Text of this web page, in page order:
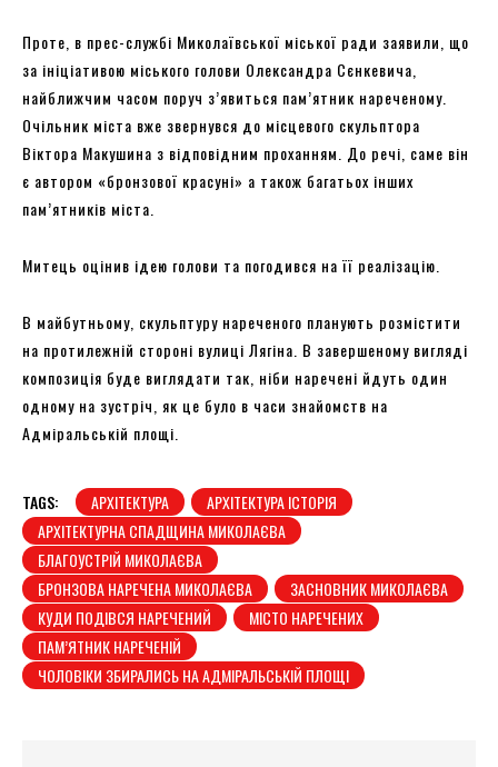
Проте, в прес-службі Миколаївської міської ради заявили, що
за ініціативою міського голови Олександра Сєнкевича,
найближчим часом поруч з’явиться пам’ятник нареченому.
Очільник міста вже звернувся до місцевого скульптора
Віктора Макушина з відповідним проханням. До речі, саме він
є автором «бронзової красуні» а також багатьох інших
пам’ятників міста.
Митець оцінив ідею голови та погодився на її реалізацію.
В майбутньому, скульптуру нареченого планують розмістити
на протилежній стороні вулиці Лягіна. В завершеному вигляді
композиція буде виглядати так, ніби наречені йдуть один
одному на зустріч, як це було в часи знайомств на
Адміральській площі.
TAGS: АРХІТЕКТУРА
АРХІТЕКТУРА ІСТОРІЯ
АРХІТЕКТУРНА СПАДЩИНА МИКОЛАЄВА
БЛАГОУСТРІЙ МИКОЛАЄВА
БРОНЗОВА НАРЕЧЕНА МИКОЛАЄВА
ЗАСНОВНИК МИКОЛАЄВА
КУДИ ПОДІВСЯ НАРЕЧЕНИЙ
МІСТО НАРЕЧЕНИХ
ПАМ’ЯТНИК НАРЕЧЕНІЙ
ЧОЛОВІКИ ЗБИРАЛИСЬ НА АДМІРАЛЬСЬКІЙ ПЛОЩІ